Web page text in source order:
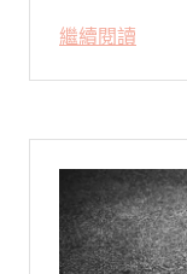
繼續閱讀